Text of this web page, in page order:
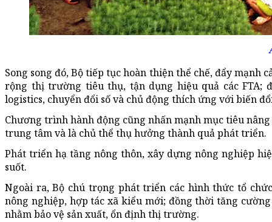
Song song đó, Bộ tiếp tục hoàn thiện thể chế, đẩy
rộng thị trường tiêu thụ, tận dụng hiệu quả các FTA;
logistics, chuyển đổi số và chủ động thích ứng với biến
Chương trình hành động cũng nhấn mạnh mục tiêu
trung tâm và là chủ thể thụ hưởng thành quả phát triển.
Phát triển hạ tầng nông thôn, xây dựng nông nghiệp
suốt.
Ngoài ra, Bộ chú trọng phát triển các hình thức tổ
nông nghiệp, hợp tác xã kiểu mới; đồng thời tăng
nhằm bảo vệ sản xuất, ổn định thị trường.